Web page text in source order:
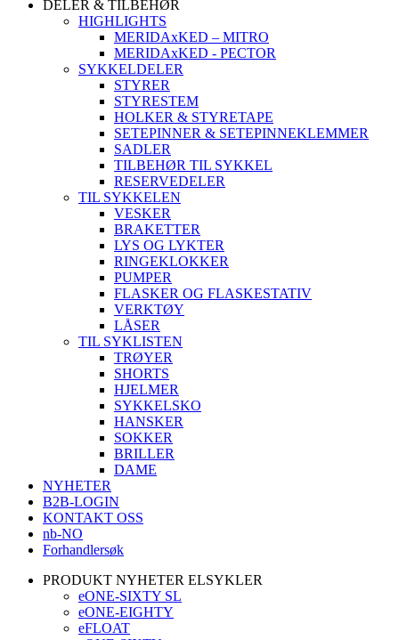
DELER & TILBEHØR
HIGHLIGHTS
MERIDAxKED – MITRO
MERIDAxKED - PECTOR
SYKKELDELER
STYRER
STYRESTEM
HOLKER & STYRETAPE
SETEPINNER & SETEPINNEKLEMMER
SADLER
TILBEHØR TIL SYKKEL
RESERVEDELER
TIL SYKKELEN
VESKER
BRAKETTER
LYS OG LYKTER
RINGEKLOKKER
PUMPER
FLASKER OG FLASKESTATIV
VERKTØY
LÅSER
TIL SYKLISTEN
TRØYER
SHORTS
HJELMER
SYKKELSKO
HANSKER
SOKKER
BRILLER
DAME
NYHETER
B2B-LOGIN
KONTAKT OSS
nb-NO
Forhandlersøk
PRODUKT NYHETER ELSYKLER
eONE-SIXTY SL
eONE-EIGHTY
eFLOAT